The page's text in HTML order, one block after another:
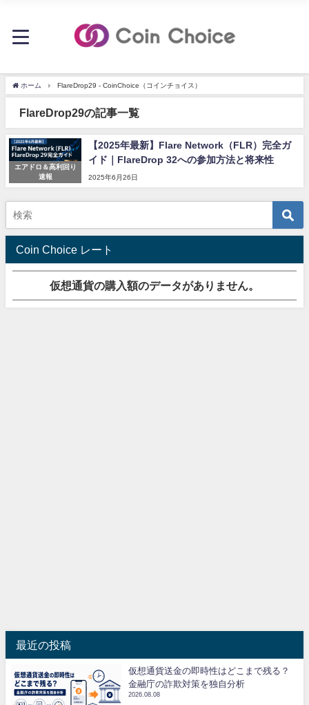
ホーム FlareDrop29 - CoinChoice（コインチョイス）
FlareDrop29の記事一覧
エアドロ＆高利回り
速報
【2025年最新】Flare Network（FLR）完全ガ
イド｜FlareDrop 32への参加方法と将来性
2025年6月26日
Coin Choice レート
仮想通貨の購入額のデータがありません。
最近の投稿
仮想通貨送金の即時性はどこまで残る？
金融庁の詐欺対策を独自分析
2026.08.08